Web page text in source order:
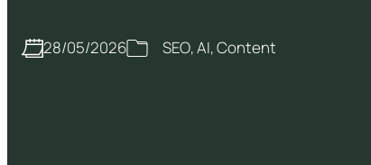
28/05/2026 SEO, AI, Content